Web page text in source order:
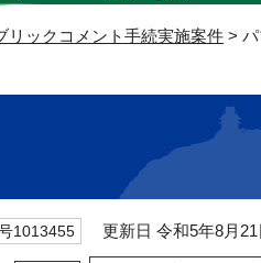
リックコメント手続実施案件 >
1013455 更新日 令和5年8月21